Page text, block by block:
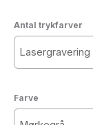
Antal trykfarver
Farve